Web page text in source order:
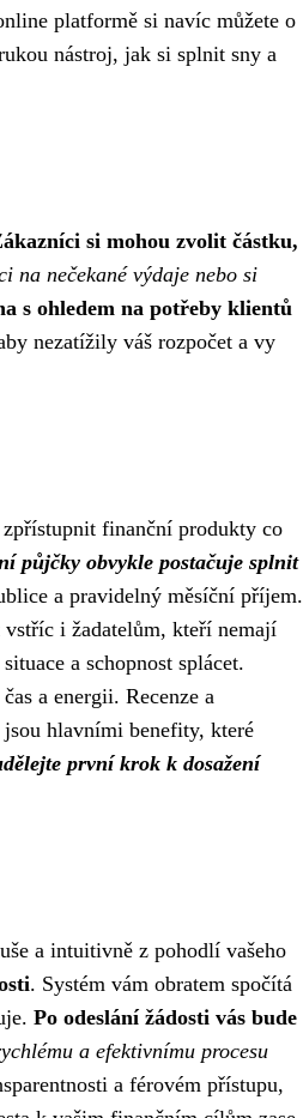
platformě si navíc můžete o
nástroj, jak si splnit sny a
si mohou zvolit částku,
na nečekané výdaje nebo si
s ohledem na potřeby klientů
nezatížily váš rozpočet a vy
finanční produkty co
půjčky obvykle postačuje splnit
a pravidelný měsíční příjem.
i žadatelům, kteří nemají
a schopnost splácet.
a energii. Recenze a
hlavními benefity, které
první krok k dosažení
a intuitivně z pohodlí vašeho
. Systém vám obratem spočítá
Po odeslání žádosti vás bude
a efektivnímu procesu
a férovém přístupu,